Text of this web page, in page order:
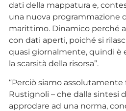
dati della mappatura e,
una nuova programmazione
marittimo. Dinamico perché
con dati aperti, poiché si
quasi giornalmente, quindi è
la scarsità della risorsa”.
“Perciò siamo
Rustignoli – che dalla sintesi
approdare ad una norma,